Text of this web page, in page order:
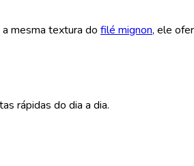
mesma textura do filé mignon, ele
rápidas do dia a dia.